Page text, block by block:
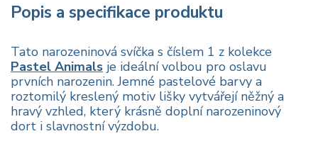
Popis a specifikace produktu
Tato narozeninová svíčka s číslem 1 z kolekce
Pastel Animals je ideální volbou pro oslavu
prvních narozenin. Jemné pastelové barvy a
roztomilý kreslený motiv lišky vytvářejí něžný a
hravý vzhled, který krásně doplní narozeninový
dort i slavnostní výzdobu.